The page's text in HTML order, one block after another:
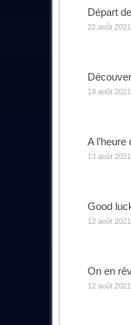
Départ
22 août 2021
19 août 2021
A l’heure
13 août 2021
Good
12 août 2021
On en
12 août 2021